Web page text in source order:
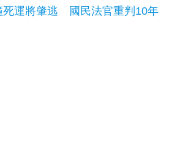
死運將肇逃 國民法官重判10年